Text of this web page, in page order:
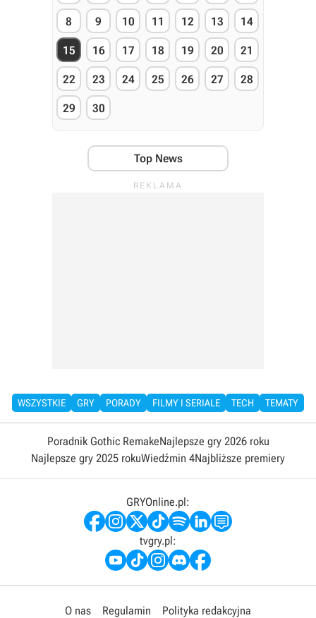
8 9 10 11 12 13 14
15 16 17 18 19 20 21
22 23 24 25 26 27 28
29 30
Top News
WSZYSTKIE GRY PORADY FILMY I SERIALE TECH TEMATY
Poradnik Gothic RemakeNajlepsze gry 2026 roku
Najlepsze gry 2025 rokuWiedźmin 4Najbliższe premiery
GRYOnline.pl:
tvgry.pl:
O nas Regulamin Polityka redakcyjna